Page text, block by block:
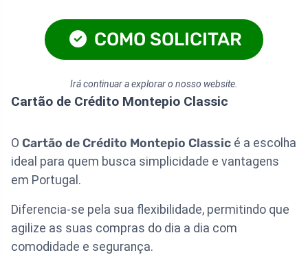
COMO SOLICITAR
Irá continuar a explorar o nosso website.
Cartão de Crédito Montepio Classic
O Cartão de Crédito Montepio Classic é a escolha
ideal para quem busca simplicidade e vantagens
em Portugal.
Diferencia-se pela sua flexibilidade, permitindo que
agilize as suas compras do dia a dia com
comodidade e segurança.